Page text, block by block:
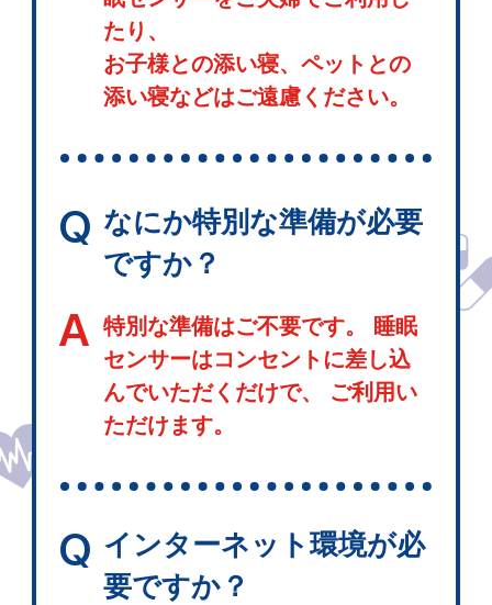
たり、
お子様との添い寝、ペットとの
添い寝などはご遠慮ください。
Q なにか特別な準備が必要
ですか？
A 特別な準備はご不要です。 睡眠
センサーはコンセントに差し込
んでいただくだけで、 ご利用い
ただけます。
Q インターネット環境が必
要ですか？